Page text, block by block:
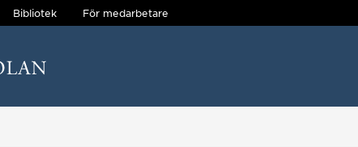
Bibliotek För medarbetare